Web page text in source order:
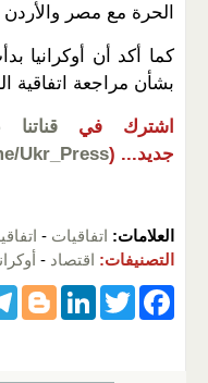
الحرة مع مصر والأردن
كما أكد أن أوكرانيا
بشأن مراجعة اتفاقية
اشترك في
جديد... (
Ukr_Press
العلامات: اتفاقيات -
التصنيفات: اقتصاد -
F
T
Li